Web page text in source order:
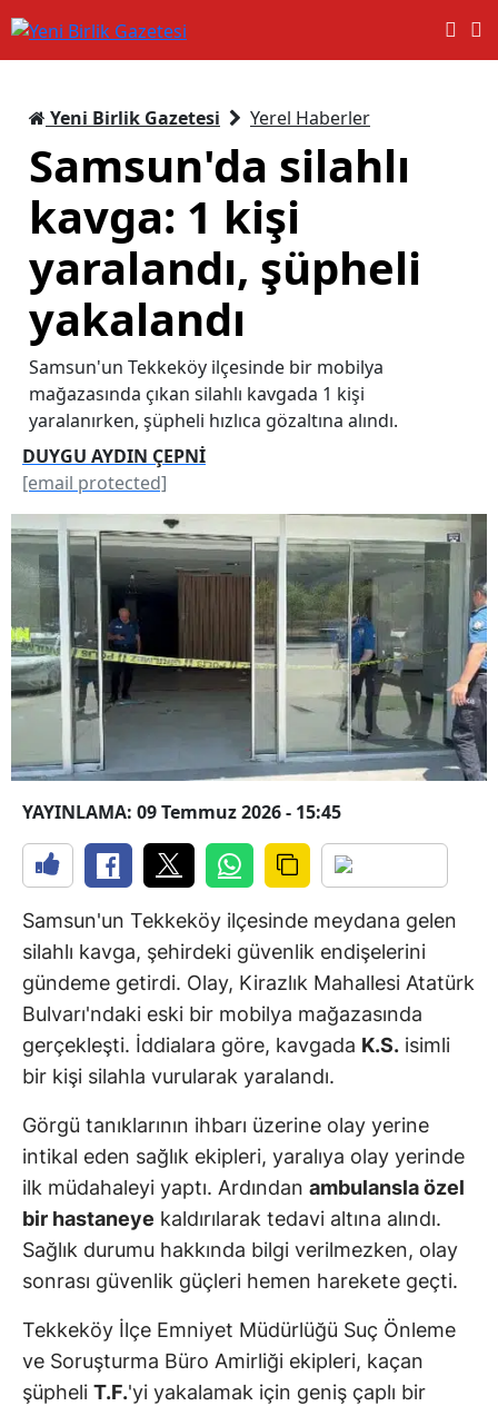
Yeni Birlik Gazetesi Yerel Haberler
Samsun'da silahlı
kavga: 1 kişi
yaralandı, şüpheli
yakalandı
Samsun'un Tekkeköy ilçesinde bir mobilya
mağazasında çıkan silahlı kavgada 1 kişi
yaralanırken, şüpheli hızlıca gözaltına alındı.
DUYGU AYDIN ÇEPNİ
[email protected]
YAYINLAMA: 09 Temmuz 2026 - 15:45
Samsun'un Tekkeköy ilçesinde meydana gelen
silahlı kavga, şehirdeki güvenlik endişelerini
gündeme getirdi. Olay, Kirazlık Mahallesi Atatürk
Bulvarı'ndaki eski bir mobilya mağazasında
gerçekleşti. İddialara göre, kavgada K.S. isimli
bir kişi silahla vurularak yaralandı.
Görgü tanıklarının ihbarı üzerine olay yerine
intikal eden sağlık ekipleri, yaralıya olay yerinde
ilk müdahaleyi yaptı. Ardından ambulansla özel
bir hastaneye kaldırılarak tedavi altına alındı.
Sağlık durumu hakkında bilgi verilmezken, olay
sonrası güvenlik güçleri hemen harekete geçti.
Tekkeköy İlçe Emniyet Müdürlüğü Suç Önleme
ve Soruşturma Büro Amirliği ekipleri, kaçan
şüpheli T.F.'yi yakalamak için geniş çaplı bir